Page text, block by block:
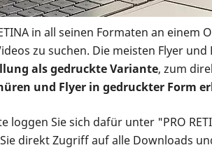
in all seinen Formaten an einem
zu suchen. Die meisten Flyer
als gedruckte Variante, zum
und Flyer in gedruckter Form
loggen Sie sich dafür unter "PRO
direkt Zugriff auf alle Downloads